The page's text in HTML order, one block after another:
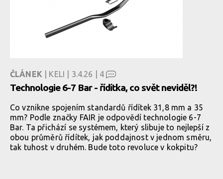
ČLÁNEK | KELI | 3.4.26 | 4
Technologie 6-7 Bar - řídítka, co svět neviděl?!
Co vznikne spojením standardů řídítek 31,8 mm a 35
mm? Podle značky FAIR je odpovědí technologie 6-7
Bar. Ta přichází se systémem, který slibuje to nejlepší z
obou průměrů řídítek, jak poddajnost v jednom směru,
tak tuhost v druhém. Bude toto revoluce v kokpitu?